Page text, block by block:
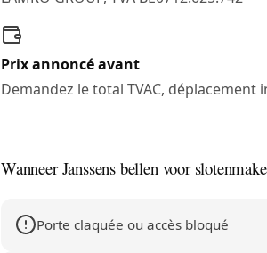
Prix annoncé avant
Demandez le total TVAC, déplacement
Wanneer Janssens bellen voor
Porte claquée ou accès bloqué